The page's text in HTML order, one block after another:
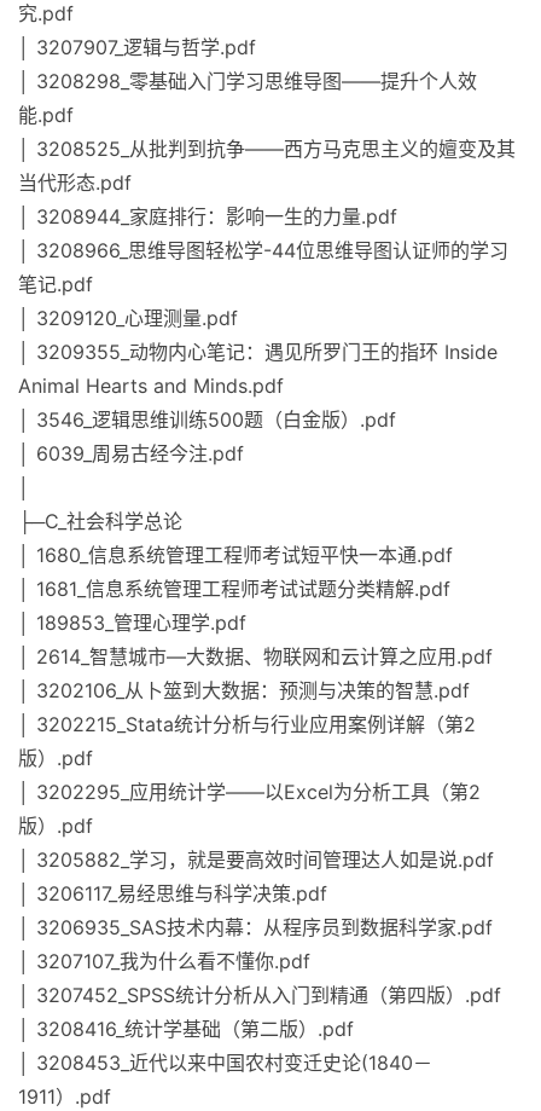
究.pdf
│ 3207907_逻辑与哲学.pdf
│ 3208298_零基础入门学习思维导图——提升个人效
能.pdf
│ 3208525_从批判到抗争——西方马克思主义的嬗变及其
当代形态.pdf
│ 3208944_家庭排行：影响一生的力量.pdf
│ 3208966_思维导图轻松学-44位思维导图认证师的学习
笔记.pdf
│ 3209120_心理测量.pdf
│ 3209355_动物内心笔记：遇见所罗门王的指环 Inside
Animal Hearts and Minds.pdf
│ 3546_逻辑思维训练500题（白金版）.pdf
│ 6039_周易古经今注.pdf
├─C_社会科学总论
│ 1680_信息系统管理工程师考试短平快一本通.pdf
│ 1681_信息系统管理工程师考试试题分类精解.pdf
│ 189853_管理心理学.pdf
│ 2614_智慧城市—大数据、物联网和云计算之应用.pdf
│ 3202106_从卜筮到大数据：预测与决策的智慧.pdf
│ 3202215_Stata统计分析与行业应用案例详解（第2
版）.pdf
│ 3202295_应用统计学——以Excel为分析工具（第2
版）.pdf
│ 3205882_学习，就是要高效时间管理达人如是说.pdf
│ 3206117_易经思维与科学决策.pdf
│ 3206935_SAS技术内幕：从程序员到数据科学家.pdf
│ 3207107_我为什么看不懂你.pdf
│ 3207452_SPSS统计分析从入门到精通（第四版）.pdf
│ 3208416_统计学基础（第二版）.pdf
│ 3208453_近代以来中国农村变迁史论(1840－
1911）.pdf